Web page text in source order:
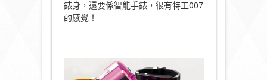
錶身，還要係智能手錶，很有特工007
的感覺！